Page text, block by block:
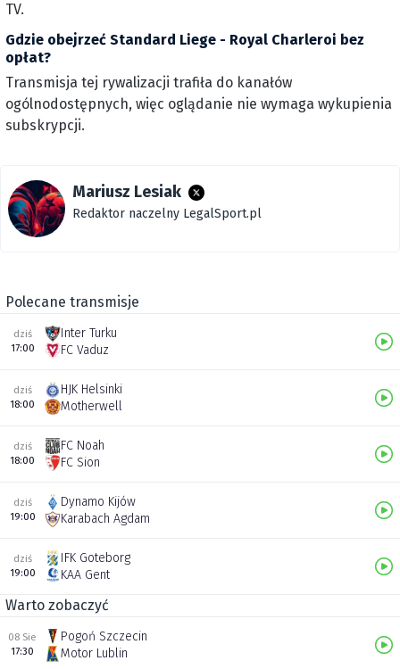
TV.
Gdzie obejrzeć Standard Liege - Royal Charleroi bez
opłat?
Transmisja tej rywalizacji trafiła do kanałów
ogólnodostępnych, więc oglądanie nie wymaga wykupienia
subskrypcji.
Mariusz Lesiak
Redaktor naczelny LegalSport.pl
Polecane transmisje
dziś
17:00
Inter Turku
FC Vaduz
dziś
18:00
HJK Helsinki
Motherwell
dziś
18:00
FC Noah
FC Sion
dziś
19:00
Dynamo Kijów
Karabach Agdam
dziś
19:00
IFK Goteborg
KAA Gent
Warto zobaczyć
08 Sie
17:30
Pogoń Szczecin
Motor Lublin